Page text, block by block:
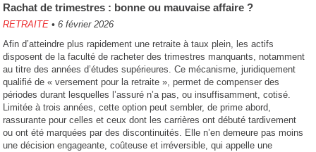
Rachat de trimestres : bonne ou mauvaise affaire ?
RETRAITE • 6 février 2026
Afin d’atteindre plus rapidement une retraite à taux plein, les actifs
disposent de la faculté de racheter des trimestres manquants, notamment
au titre des années d’études supérieures. Ce mécanisme, juridiquement
qualifié de « versement pour la retraite », permet de compenser des
périodes durant lesquelles l’assuré n’a pas, ou insuffisamment, cotisé.
Limitée à trois années, cette option peut sembler, de prime abord,
rassurante pour celles et ceux dont les carrières ont débuté tardivement
ou ont été marquées par des discontinuités. Elle n’en demeure pas moins
une décision engageante, coûteuse et irréversible, qui appelle une